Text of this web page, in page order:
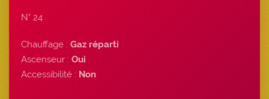
N° 24
Chauffage : Gaz réparti
Ascenseur : Oui
Accessibilité : Non